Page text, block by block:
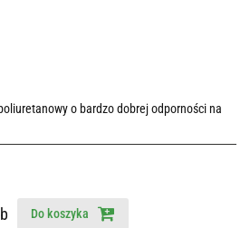
o bardzo dobrej odporności na
Do koszyka